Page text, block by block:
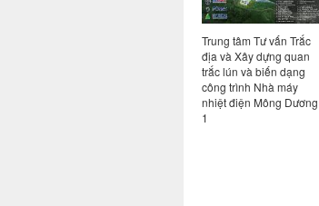
Trung tâm Tư vấn Trắc
địa và Xây dựng quan
trắc lún và biến dạng
công trình Nhà máy
nhiệt điện Mông Dương
1